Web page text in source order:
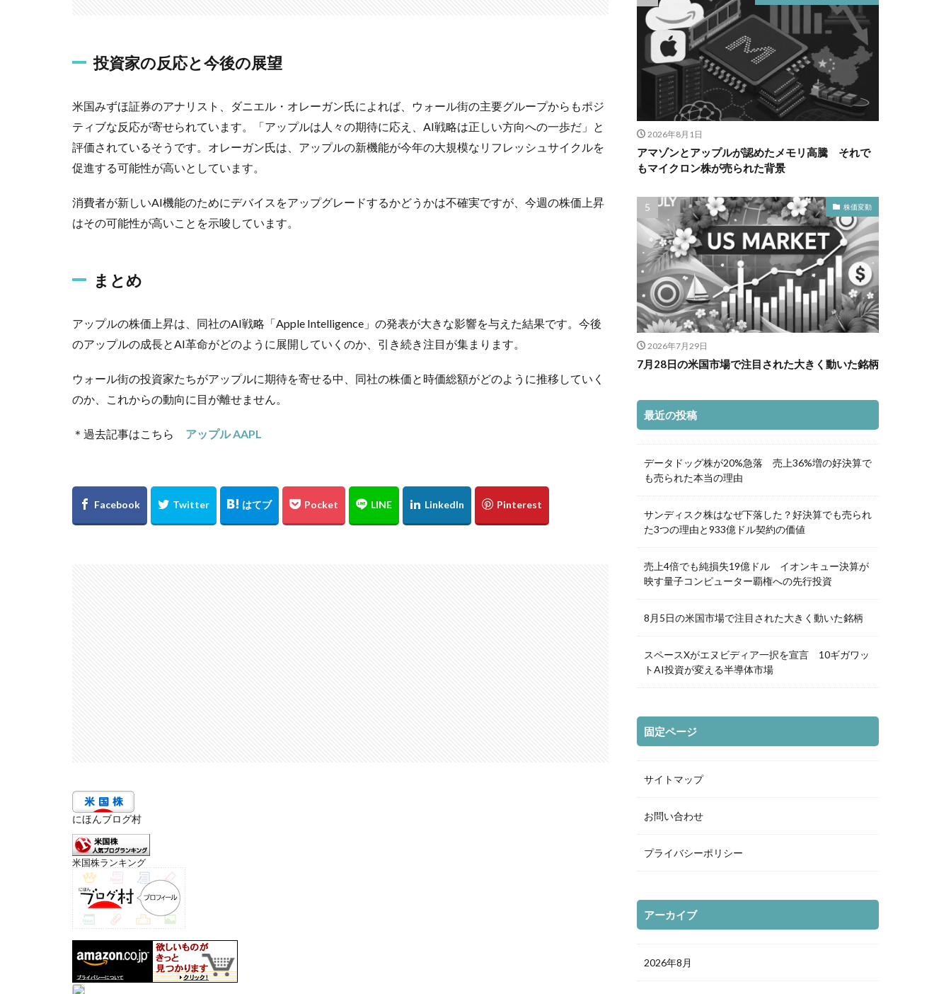
投資家の反応と今後の展望
米国みずほ証券のアナリスト、ダニエル・オレーガン氏によれば、ウォール街の主要グループからもポジ
ティブな反応が寄せられています。「アップルは人々の期待に応え、AI戦略は正しい方向への一歩だ」と
評価されているそうです。オレーガン氏は、アップルの新機能が今年の大規模なリフレッシュサイクルを
促進する可能性が高いとしています。
消費者が新しいAI機能のためにデバイスをアップグレードするかどうかは不確実ですが、今週の株価上昇
はその可能性が高いことを示唆しています。
まとめ
アップルの株価上昇は、同社のAI戦略「Apple Intelligence」の発表が大きな影響を与えた結果です。今後
のアップルの成長とAI革命がどのように展開していくのか、引き続き注目が集まります。
ウォール街の投資家たちがアップルに期待を寄せる中、同社の株価と時価総額がどのように推移していく
のか、これからの動向に目が離せません。
＊過去記事はこちら アップル AAPL
にほんブログ村
米国株ランキング
2026年8月1日
アマゾンとアップルが認めたメモリ高騰 それで
もマイクロン株が売られた背景
株価変動
2026年7月29日
7月28日の米国市場で注目された大きく動いた銘柄
最近の投稿
データドッグ株が20%急落 売上36%増の好決算で
も売られた本当の理由
サンディスク株はなぜ下落した？好決算でも売られ
た3つの理由と933億ドル契約の価値
売上4倍でも純損失19億ドル イオンキュー決算が
映す量子コンピューター覇権への先行投資
8月5日の米国市場で注目された大きく動いた銘柄
スペースXがエヌビディア一択を宣言 10ギガワッ
トAI投資が変える半導体市場
固定ページ
サイトマップ
お問い合わせ
プライバシーポリシー
アーカイブ
2026年8月